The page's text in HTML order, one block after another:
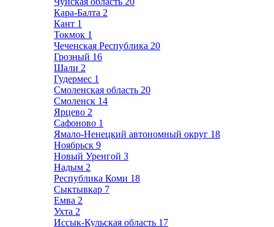
Кара-Балта 2
Кант 1
Токмок 1
Чеченская Республика 20
Грозный 16
Шали 2
Гудермес 1
Смоленская область 20
Смоленск 14
Ярцево 2
Сафоново 1
Ямало-Ненецкий автономный округ 18
Ноябрьск 9
Новый Уренгой 3
Надым 2
Республика Коми 18
Сыктывкар 7
Емва 2
Ухта 2
Иссык-Кульская область 17